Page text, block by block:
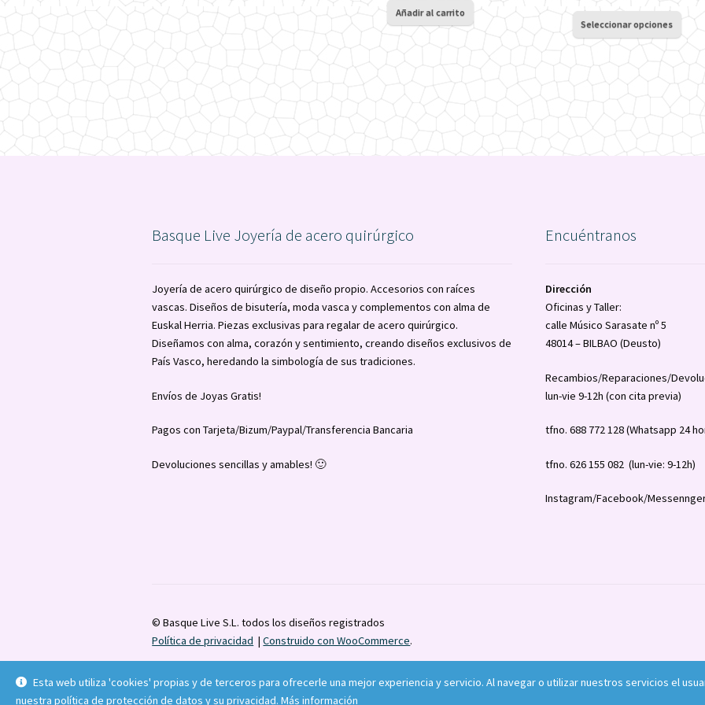
Esta web utiliza 'cookies' propias y de terceros para ofrecerle una mejor experiencia y servicio. Al navegar o utilizar nuestros servicios el
nuestra política de protección de datos y su privacidad.Más información
Añadir al carrito
precios:
desde
48€
Seleccionar opciones
Este
tiene
Las
elegir
Basque Live Joyería de acero quirúrgico
Joyería de acero quirúrgico de diseño propio. Accesorios con raíces
vascas. Diseños de bisutería, moda vasca y complementos con alma de
Euskal Herria. Piezas exclusivas para regalar de acero quirúrgico.
Diseñamos con alma, corazón y sentimiento, creando diseños exclusivos de
País Vasco, heredando la simbología de sus tradiciones.
Envíos de Joyas Gratis!
Pagos con Tarjeta/Bizum/Paypal/Transferencia Bancaria
Devoluciones sencillas y amables! 🙂
Encuéntranos
Dirección
Oficinas y Taller:
calle Músico Sarasate nº 5
48014 – BILBAO (Deusto)
Recambios/Reparaciones/
lun-vie 9-12h (con cita previa)
tfno. 688 772 128 (Whatsapp 24
tfno. 626 155 082 (lun-vie: 9-12h)
Instagram/Facebook/
© Basque Live S.L. todos los diseños registrados
Política de privacidad
Construido con WooCommerce.